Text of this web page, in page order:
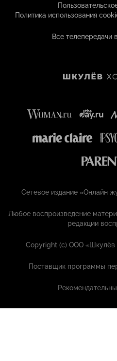
Политика использования
Все телепередачи
Сетевое издание «Онлайн
Любое воспроизведение
редакции
Copyright (с) ООО «Шкулёв
Поставщик программы